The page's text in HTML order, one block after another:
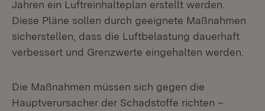
Jahren ein Luftreinhalteplan erstellt werden.
Diese Pläne sollen durch geeignete Maßnahmen
sicherstellen, dass die Luftbelastung dauerhaft
verbessert und Grenzwerte eingehalten werden.
Die Maßnahmen müssen sich gegen die
Hauptverursacher der Schadstoffe richten –